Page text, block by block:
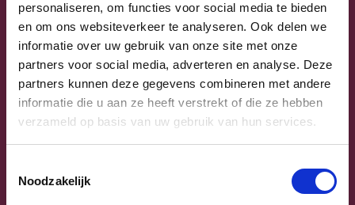
personaliseren, om functies voor social media te bieden
en om ons websiteverkeer te analyseren. Ook delen we
informatie over uw gebruik van onze site met onze
partners voor social media, adverteren en analyse. Deze
partners kunnen deze gegevens combineren met andere
informatie die u aan ze heeft verstrekt of die ze hebben
verzameld op basis van uw gebruik van hun services.
Noodzakelijk
Uw lijsttrekkers